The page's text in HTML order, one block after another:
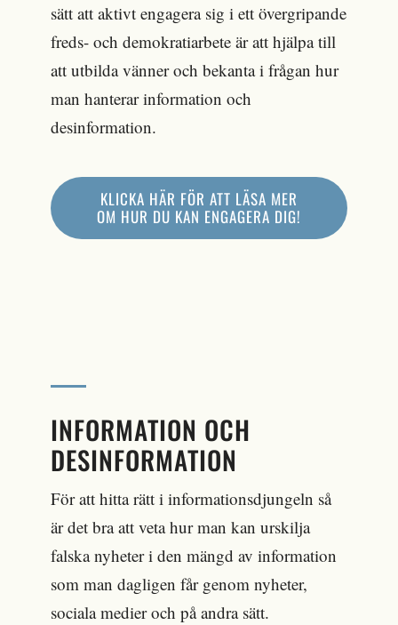
sätt att aktivt engagera sig i ett övergripande
freds- och demokratiarbete är att hjälpa till
att utbilda vänner och bekanta i frågan hur
man hanterar information och
desinformation.
KLICKA HÄR FÖR ATT LÄSA MER
OM HUR DU KAN ENGAGERA DIG!
INFORMATION OCH
DESINFORMATION
För att hitta rätt i informationsdjungeln så
är det bra att veta hur man kan urskilja
falska nyheter i den mängd av information
som man dagligen får genom nyheter,
sociala medier och på andra sätt.